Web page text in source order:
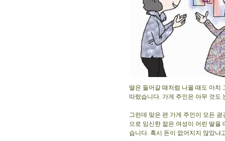
딸은 들어갈 때처럼 나올 때도 마치
따랐습니다. 가게 주인은 아무 것도
그런데 맞은 편 가게 주인이 모든
으로 임신한 젊은 여성이 어린 딸을
습니다. 혹시 돈이 없어지지 않았냐